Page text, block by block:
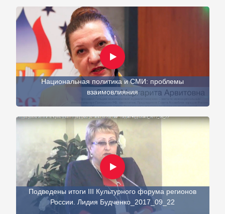
Национальная политика и СМИ: проблемы
взаимовлияния
Подведены итоги III Культурного форума регионов
России. Лидия Будченко_2017_09_22